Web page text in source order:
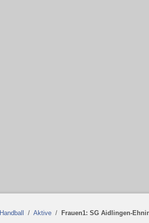
Handball / Aktive /
Frauen1: SG Aidlingen-